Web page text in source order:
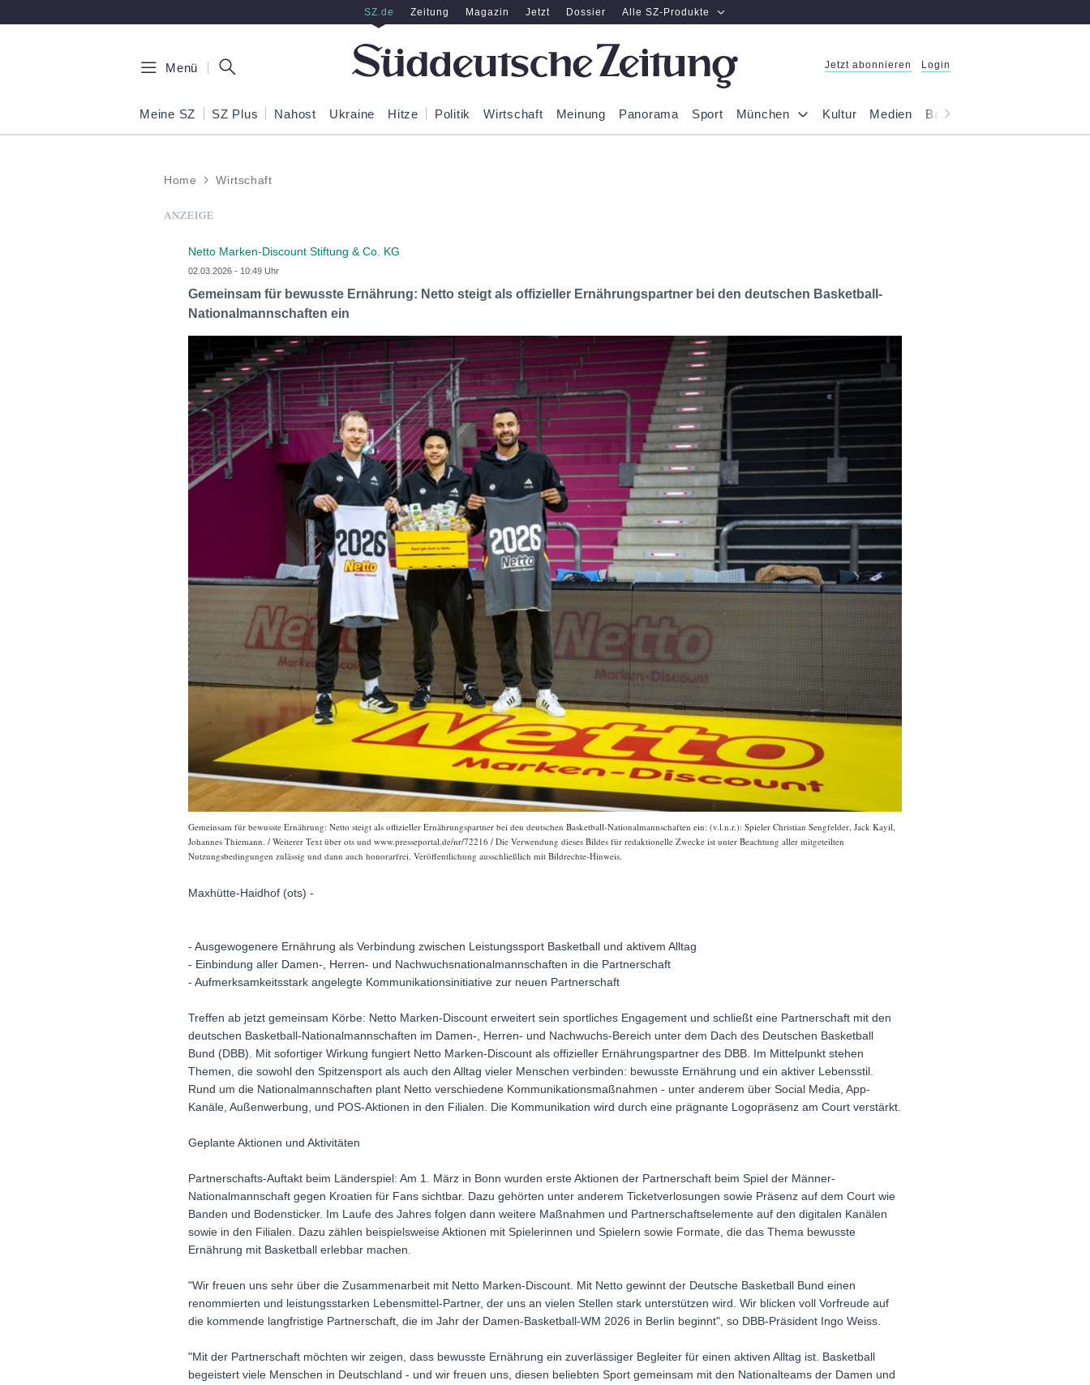
SZ.de Zeitung Magazin Jetzt Dossier Alle SZ-Produkte
Menü Jetzt abonnieren Login
Meine SZ SZ Plus Nahost Ukraine Hitze Politik Wirtschaft Meinung Panorama Sport München Kultur Medien Bayern
Home Wirtschaft
ANZEIGE
Netto Marken-Discount Stiftung & Co. KG
02.03.2026 - 10:49 Uhr
Gemeinsam für bewusste Ernährung: Netto steigt als offizieller Ernährungspartner bei den deutschen Basketball-
Nationalmannschaften ein
Gemeinsam für bewusste Ernährung: Netto steigt als offizieller Ernährungspartner bei den deutschen Basketball-Nationalmannschaften ein: (v.l.n.r.): Spieler Christian Sengfelder, Jack Kayil,
Johannes Thiemann. / Weiterer Text über ots und www.presseportal.de/nr/72216 / Die Verwendung dieses Bildes für redaktionelle Zwecke ist unter Beachtung aller mitgeteilten
Nutzungsbedingungen zulässig und dann auch honorarfrei. Veröffentlichung ausschließlich mit Bildrechte-Hinweis.
Maxhütte-Haidhof (ots) -
- Ausgewogenere Ernährung als Verbindung zwischen Leistungssport Basketball und aktivem Alltag
- Einbindung aller Damen-, Herren- und Nachwuchsnationalmannschaften in die Partnerschaft
- Aufmerksamkeitsstark angelegte Kommunikationsinitiative zur neuen Partnerschaft
Treffen ab jetzt gemeinsam Körbe: Netto Marken-Discount erweitert sein sportliches Engagement und schließt eine Partnerschaft mit den
deutschen Basketball-Nationalmannschaften im Damen-, Herren- und Nachwuchs-Bereich unter dem Dach des Deutschen Basketball
Bund (DBB). Mit sofortiger Wirkung fungiert Netto Marken-Discount als offizieller Ernährungspartner des DBB. Im Mittelpunkt stehen
Themen, die sowohl den Spitzensport als auch den Alltag vieler Menschen verbinden: bewusste Ernährung und ein aktiver Lebensstil.
Rund um die Nationalmannschaften plant Netto verschiedene Kommunikationsmaßnahmen - unter anderem über Social Media, App-
Kanäle, Außenwerbung, und POS-Aktionen in den Filialen. Die Kommunikation wird durch eine prägnante Logopräsenz am Court verstärkt.
Geplante Aktionen und Aktivitäten
Partnerschafts-Auftakt beim Länderspiel: Am 1. März in Bonn wurden erste Aktionen der Partnerschaft beim Spiel der Männer-
Nationalmannschaft gegen Kroatien für Fans sichtbar. Dazu gehörten unter anderem Ticketverlosungen sowie Präsenz auf dem Court wie
Banden und Bodensticker. Im Laufe des Jahres folgen dann weitere Maßnahmen und Partnerschaftselemente auf den digitalen Kanälen
sowie in den Filialen. Dazu zählen beispielsweise Aktionen mit Spielerinnen und Spielern sowie Formate, die das Thema bewusste
Ernährung mit Basketball erlebbar machen.
"Wir freuen uns sehr über die Zusammenarbeit mit Netto Marken-Discount. Mit Netto gewinnt der Deutsche Basketball Bund einen
renommierten und leistungsstarken Lebensmittel-Partner, der uns an vielen Stellen stark unterstützen wird. Wir blicken voll Vorfreude auf
die kommende langfristige Partnerschaft, die im Jahr der Damen-Basketball-WM 2026 in Berlin beginnt", so DBB-Präsident Ingo Weiss.
"Mit der Partnerschaft möchten wir zeigen, dass bewusste Ernährung ein zuverlässiger Begleiter für einen aktiven Alltag ist. Basketball
begeistert viele Menschen in Deutschland - und wir freuen uns, diesen beliebten Sport gemeinsam mit den Nationalteams der Damen und